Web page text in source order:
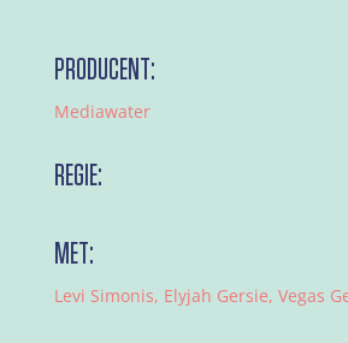
PRODUCENT:
Mediawater
REGIE:
MET:
Levi Simonis, Elyjah Gersie, Vegas